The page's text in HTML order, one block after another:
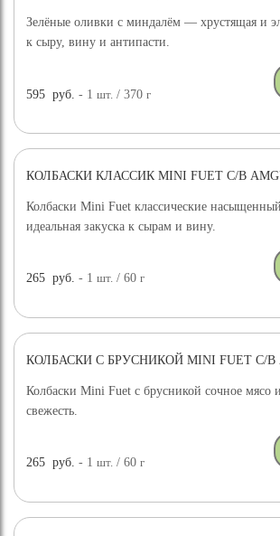
Зелёные оливки с миндалём — хрустящая и
к сыру, вину и антипасти.
595 руб. - 1шт. / 370г
КОЛБАСКИ КЛАССИК MINI FUET С/В
Колбаски Mini Fuet классические
идеальная закуска к сырам и вину.
265 руб. - 1шт. / 60г
КОЛБАСКИ С БРУСНИКОЙ MINI FUET С/В
Колбаски Mini Fuet с брусникой сочное мясо
свежесть.
265 руб. - 1шт. / 60г